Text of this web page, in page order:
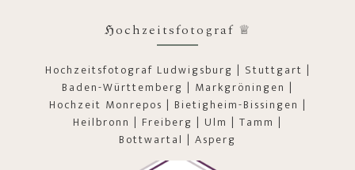
ℌochzeitsfotograf ♕
Hochzeitsfotograf Ludwigsburg | Stuttgart |
Baden-Württemberg | Markgröningen |
Hochzeit Monrepos | Bietigheim-Bissingen |
Heilbronn | Freiberg | Ulm | Tamm |
Bottwartal | Asperg